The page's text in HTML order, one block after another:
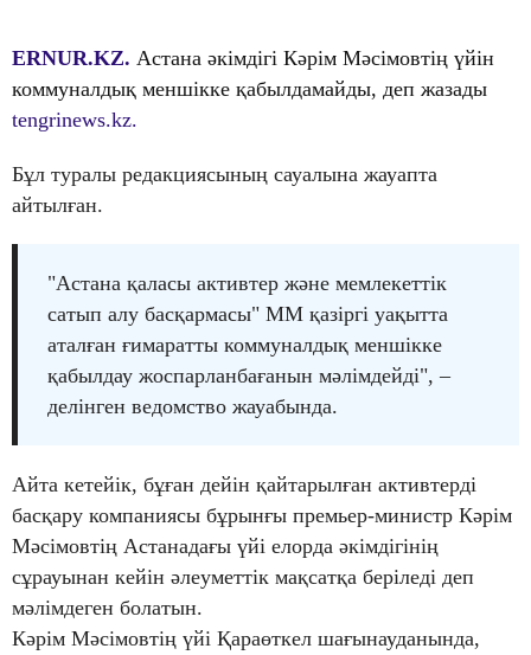
ERNUR.KZ. Астана әкімдігі Кәрім Мәсімовтің үйін
коммуналдық меншікке қабылдамайды, деп жазады
tengrinews.kz.
Бұл туралы редакциясының сауалына жауапта
айтылған.
"Астана қаласы активтер және мемлекеттік
сатып алу басқармасы" ММ қазіргі уақытта
аталған ғимаратты коммуналдық меншікке
қабылдау жоспарланбағанын мәлімдейді", –
делінген ведомство жауабында.
Айта кетейік, бұған дейін қайтарылған активтерді
басқару компаниясы бұрынғы премьер-министр Кәрім
Мәсімовтің Астанадағы үйі елорда әкімдігінің
сұрауынан кейін әлеуметтік мақсатқа беріледі деп
мәлімдеген болатын.
Кәрім Мәсімовтің үйі Қараөткел шағынауданында,